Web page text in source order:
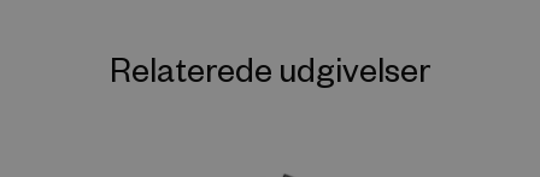
Relaterede udgivelser